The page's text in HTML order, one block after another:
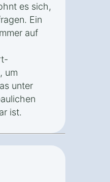
es sich,
Ein
auf
um
unter
ist.